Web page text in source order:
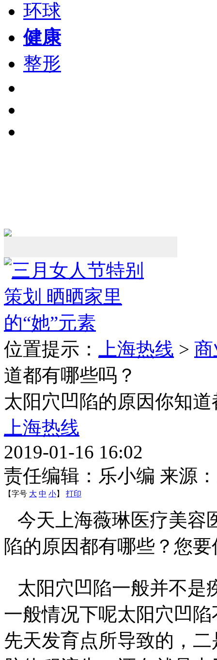
环球
健康
整形
位置提示： 上海热线 >
道都有哪些吗？
太阳穴凹陷的原因你知
上海热线
2019-01-16 16:02
责任编辑：乐小编 来源
【字号 大 中 小】 打印
今天上海薇琳医疗美容
陷的原因都有哪些？您
太阳穴凹陷一般并不是
一般情况下呢太阳穴凹
先天发育点所导致的，